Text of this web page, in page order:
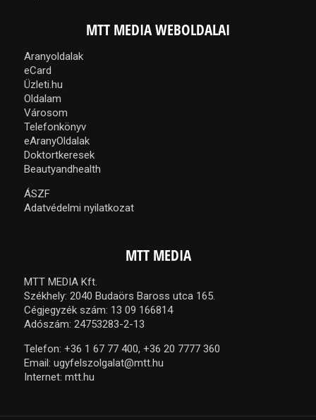
MTT MEDIA WEBOLDALAI
Aranyoldalak
eCard
Üzleti.hu
Oldalam
Városom
Telefonkönyv
eAranyOldalak
Doktortkeresek
Beautyandhealth
ÁSZF
Adatvédelmi nyilatkozat
MTT MEDIA
MTT MEDIA Kft.
Székhely: 2040 Budaörs Baross utca 165.
Cégjegyzék szám: 13 09 166814
Adószám: 24753283-2-13
Telefon: +36 1 67 77 400, +36 20 7777 360
Email: ugyfelszolgalat@mtt.hu
Internet: mtt.hu